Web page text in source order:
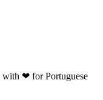
with ❤ for Portuguese